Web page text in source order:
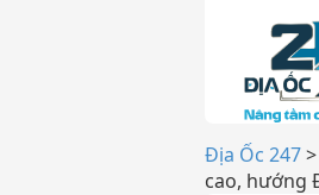
Địa Ốc 247>
cao, hướng